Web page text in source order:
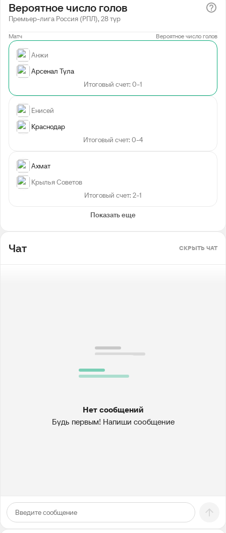
Вероятное число голов
Премьер-лига Россия (РПЛ), 28 тур
Матч Вероятное число голов
Анжи
Арсенал Тула
Итоговый счет: 0-1
Енисей
Краснодар
Итоговый счет: 0-4
Ахмат
Крылья Советов
Итоговый счет: 2-1
Показать еще
Чат СКРЫТЬ ЧАТ
Нет сообщений
Будь первым! Напиши сообщение